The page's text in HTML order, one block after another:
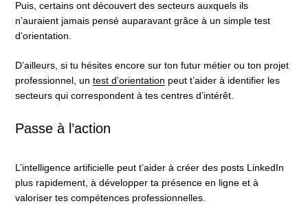
Puis, certains ont découvert des secteurs auxquels ils
n’auraient jamais pensé auparavant grâce à un simple test
d’orientation.
D’ailleurs, si tu hésites encore sur ton futur métier ou ton projet
professionnel, untest d’orientation peut t’aider à identifier les
secteurs qui correspondent à tes centres d’intérêt.
Passe à l’action
L’intelligence artificielle peut t’aider à créer des posts LinkedIn
plus rapidement, à développer ta présence en ligne et à
valoriser tes compétences professionnelles.